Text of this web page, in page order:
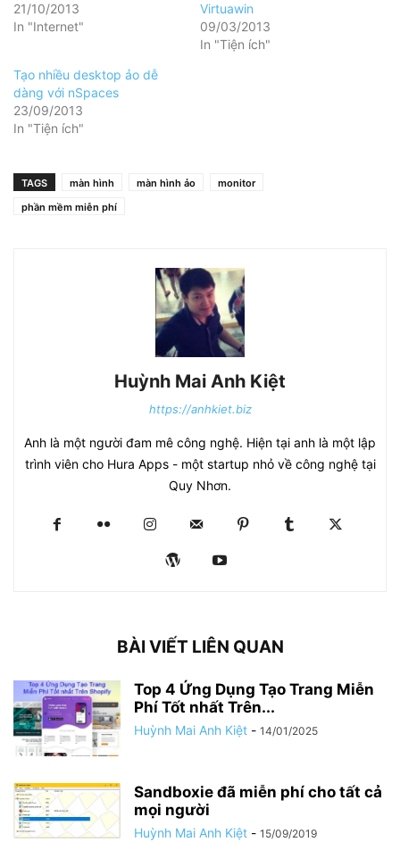
21/10/2013
In "Internet"
Virtuawin
09/03/2013
In "Tiện ích"
Tạo nhiều desktop ảo dễ
dàng với nSpaces
23/09/2013
In "Tiện ích"
TAGS màn hình màn hình ảo
monitor
phần mềm miễn phí
Huỳnh Mai Anh Kiệt
https://anhkiet.biz
Anh là một người đam mê công nghệ. Hiện tại anh là một lập
trình viên cho Hura Apps - một startup nhỏ về công nghệ tại
Quy Nhơn.
BÀI VIẾT LIÊN QUAN
Top 4 Ứng Dụng Tạo Trang Miễn
Phí Tốt nhất Trên...
Huỳnh Mai Anh Kiệt - 14/01/2025
Sandboxie đã miễn phí cho tất cả
mọi người
Huỳnh Mai Anh Kiệt - 15/09/2019